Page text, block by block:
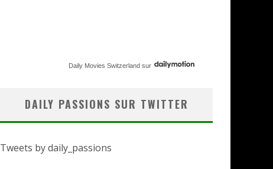
Daily Movies Switzerland sur
DAILY PASSIONS SUR TWITTER
Tweets by daily_passions